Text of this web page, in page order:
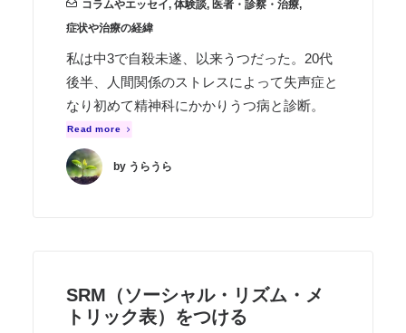
コラムやエッセイ, 体験談, 医者・診察・治療,
症状や治療の経緯
私は中3で自殺未遂、以来うつだった。20代
後半、人間関係のストレスによって失声症と
なり初めて精神科にかかりうつ病と診断。
Read more
by うらうら
SRM（ソーシャル・リズム・メ
トリック表）をつける